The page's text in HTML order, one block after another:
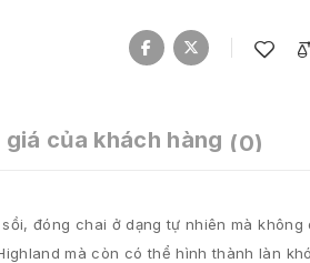
của khách hàng (0)
đóng chai ở dạng tự nhiên mà
mà còn có thể hình thành làn